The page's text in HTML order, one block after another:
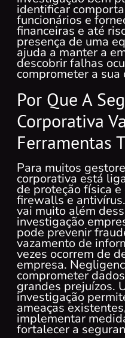
identificar
funcionários e
financeiras e até
presença de uma
ajuda a manter a
descobrir falhas
comprometer a sua
Por Que A
Corporativa
Ferramentas
Para muitos
corporativa está
de proteção física
firewalls e
vai muito além
investigação
pode prevenir
vazamento de
vezes ocorrem de
empresa.
comprometer
grandes prejuízos.
investigação
ameaças
implementar
fortalecer a